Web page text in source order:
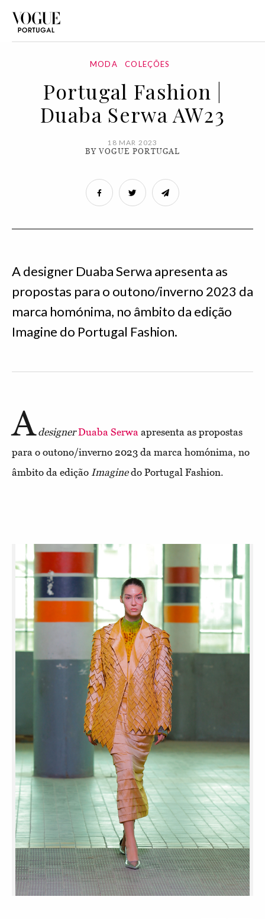
MODA COLEÇÕES
Portugal Fashion |
Duaba Serwa AW23
18 MAR 2023
BY VOGUE PORTUGAL
A designer Duaba Serwa apresenta as
propostas para o outono/inverno 2023 da
marca homónima, no âmbito da edição
Imagine do Portugal Fashion.
A designer Duaba Serwa apresenta as propostas
para o outono/inverno 2023 da marca homónima, no
âmbito da edição Imaginedo Portugal Fashion.